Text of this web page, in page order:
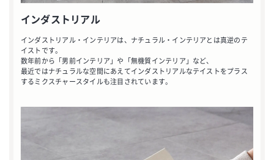
インダストリアル
インダストリアル・インテリアは、ナチュラル・インテリアとは真逆のテ
イストです。
数年前から「男前インテリア」や「無機質インテリア」など、
最近ではナチュラルな空間にあえてインダストリアルなテイストをプラス
するミクスチャースタイルも注目されています。